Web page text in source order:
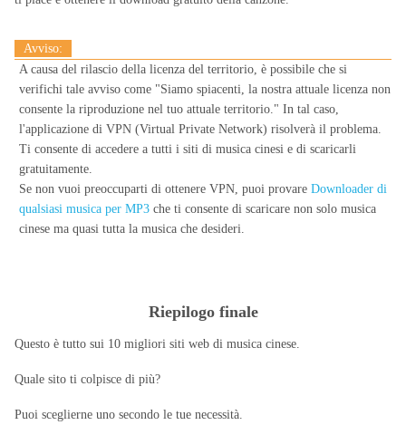
Avviso:
A causa del rilascio della licenza del territorio, è possibile che si
verifichi tale avviso come "Siamo spiacenti, la nostra attuale licenza non
consente la riproduzione nel tuo attuale territorio." In tal caso,
l'applicazione di VPN (Virtual Private Network) risolverà il problema.
Ti consente di accedere a tutti i siti di musica cinesi e di scaricarli
gratuitamente.
Se non vuoi preoccuparti di ottenere VPN, puoi provare Downloader di
qualsiasi musica per MP3 che ti consente di scaricare non solo musica
cinese ma quasi tutta la musica che desideri.
Riepilogo finale
Questo è tutto sui 10 migliori siti web di musica cinese.
Quale sito ti colpisce di più?
Puoi sceglierne uno secondo le tue necessità.